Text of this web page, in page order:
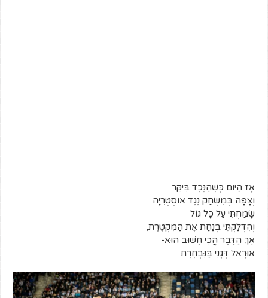
אָז הַיּוֹם כְּשֶׁהַנֶּכֶד בִּיקֵּר
וְצָפָה בְּמִשְׂחַק נֶגֶד אוֹסְטְרִיָּה
שָׂמַחְתִּי עַל כָּל גּוֹל
וְהִדְלַקְתִּי בְּנַחַת אֶת הַמִּקְטֶרֶת,
אַךְ הַדָּבָר הֲכִי חָשׁוּב הוּא-
אוּרָאל דְּגָנִי בַּנִּבְחֶרֶת